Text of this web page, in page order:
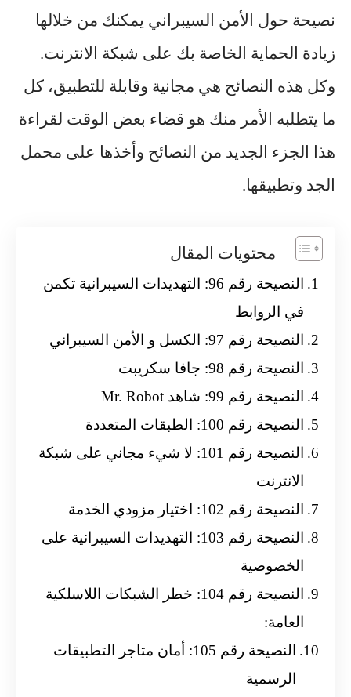
نصيحة حول الأمن السيبراني يمكنك من خلالها
زيادة الحماية الخاصة بك على شبكة الانترنت.
وكل هذه النصائح هي مجانية وقابلة للتطبيق، كل
ما يتطلبه الأمر منك هو قضاء بعض الوقت لقراءة
هذا الجزء الجديد من النصائح وأخذها على محمل
الجد وتطبيقها.
محتويات المقال
النصيحة رقم 96: التهديدات السيبرانية تكمن
في الروابط
النصيحة رقم 97: الكسل و الأمن السيبراني
النصيحة رقم 98: جافا سكريبت
النصيحة رقم 99: شاهد Mr. Robot
النصيحة رقم 100: الطبقات المتعددة
النصيحة رقم 101: لا شيء مجاني على شبكة
الانترنت
النصيحة رقم 102: اختيار مزودي الخدمة
النصيحة رقم 103: التهديدات السيبرانية على
الخصوصية
النصيحة رقم 104: خطر الشبكات اللاسلكية
العامة:
النصيحة رقم 105: أمان متاجر التطبيقات
الرسمية